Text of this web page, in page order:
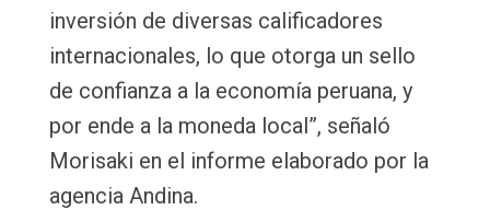
inversión de diversas calificadores
internacionales, lo que otorga un sello
de confianza a la economía peruana, y
por ende a la moneda local”, señaló
Morisaki en el informe elaborado por la
agencia Andina.